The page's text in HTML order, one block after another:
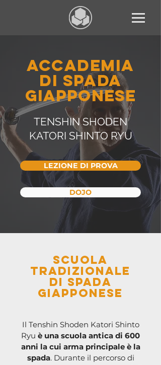
accademia
DI spada
giapponese
TENSHIN SHODEN
KATORI SHINTO RYU
LEZIONE DI PROVA
DOJO
SCuola
tradizionale
di spada
giapponese
Il Tenshin Shoden Katori Shinto
Ryu è una scuola antica di 600
anni la cui arma principale è la
spada. Durante il percorso di